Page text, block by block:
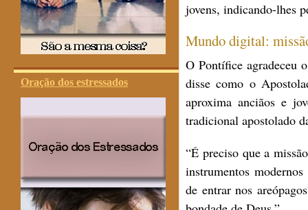
Oração dos estressados
jovens, indicando-lhes
Mundo digital:
O Pontífice agradeceu
disse como o
aproxima anciãos e
tradicional apostolado
“É preciso que a
instrumentos
de entrar nos